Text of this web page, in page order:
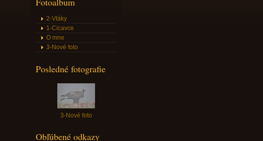
2-Vtáky
1-Cicavce
O mne
3-Nové foto
Posledné fotografie
3-Nové foto
Obľúbené odkazy